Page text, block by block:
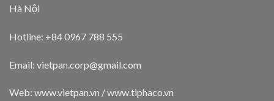
Hà Nội
Hotline: +84 0967 788 555
Email: vietpan.corp@gmail.com
Web: www.vietpan.vn / www.tiphaco.vn